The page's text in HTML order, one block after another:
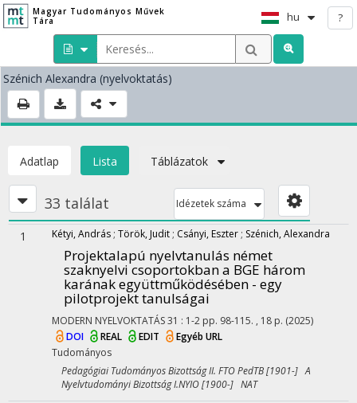
Magyar Tudományos Művek
Tára
hu ?
Szénich Alexandra (nyelvoktatás)
Adatlap Lista Táblázatok
33 találat Idézetek száma
1 Kétyi, András ; Török, Judit ; Csányi, Eszter ; Szénich, Alexandra
Projektalapú nyelvtanulás német
szaknyelvi csoportokban a BGE három
karának együttműködésében - egy
pilotprojekt tanulságai
MODERN NYELVOKTATÁS31 : 1-2 pp. 98-115. , 18 p. (2025)
DOI
REAL EDIT
Egyéb URL
Tudományos
Pedagógiai Tudományos Bizottság II. FTO PedTB [1901-] A
Nyelvtudományi Bizottság I.NYIO [1900-] NAT